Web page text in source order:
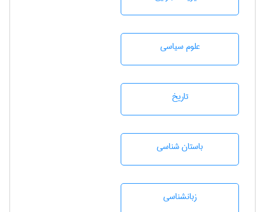
علوم سياسی
تاريخ
باستان شناسی
زبانشناسی